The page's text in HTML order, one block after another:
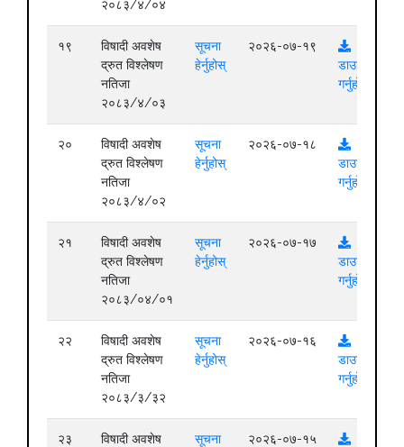
२०८३/४/०४
१९
विषादी अवशेष
द्रुत विश्लेषण
नतिजा
२०८३/४/०३
सूचना
हेर्नुहोस्
२०२६-०७-१९
डाउनलोड
गर्नुहोस्
२०
विषादी अवशेष
द्रुत विश्लेषण
नतिजा
२०८३/४/०२
सूचना
हेर्नुहोस्
२०२६-०७-१८
डाउनलोड
गर्नुहोस्
२१
विषादी अवशेष
द्रुत विश्लेषण
नतिजा
२०८३/०४/०१
सूचना
हेर्नुहोस्
२०२६-०७-१७
डाउनलोड
गर्नुहोस्
२२
विषादी अवशेष
द्रुत विश्लेषण
नतिजा
२०८३/३/३२
सूचना
हेर्नुहोस्
२०२६-०७-१६
डाउनलोड
गर्नुहोस्
२३
विषादी अवशेष
सूचना
२०२६-०७-१५